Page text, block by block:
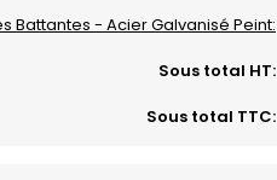
Battantes - Acier Galvanisé Peint:
Sous total HT:
Sous total TTC: